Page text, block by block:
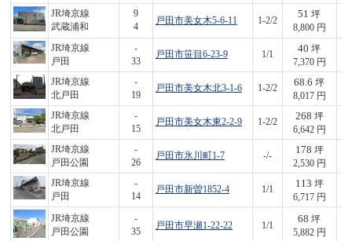
JR埼京線
武蔵浦和
9
4
戸田市美女木5-6-11 1-2/2
51 坪
8,800 円
JR埼京線
戸田
-
33
戸田市笹目6-23-9 1/1
40 坪
7,370 円
JR埼京線
北戸田
-
19
戸田市美女木北3-1-6 1-2/2
68.6 坪
8,017 円
JR埼京線
北戸田
-
15
戸田市美女木東2-2-9 1-2/2
268 坪
6,642 円
JR埼京線
戸田公園
-
26
戸田市氷川町1-7 -/-
178 坪
2,530 円
JR埼京線
戸田
-
14
戸田市新曽1852-4 1/1
113 坪
6,717 円
JR埼京線
戸田公園
-
35
戸田市早瀬1-22-22 1/1
68 坪
5,882 円